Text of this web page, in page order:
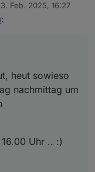
heute.. ? auchgut,
um die Ohren..dann
man sich nicht
auf den Link
das auch im
eingeben und
3. Feb. 2025, 16:27
von
:
heut sowieso
nachmittag um
Uhr .. :)